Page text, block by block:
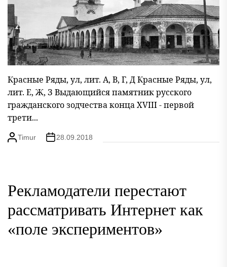
Красные Ряды, ул, лит. А, В, Г, Д Красные Ряды, ул,
лит. Е, Ж, З Выдающийся памятник русского
гражданского зодчества конца XVIII - первой
трети...
Timur 28.09.2018
Рекламодатели перестают
рассматривать Интернет как
«поле экспериментов»